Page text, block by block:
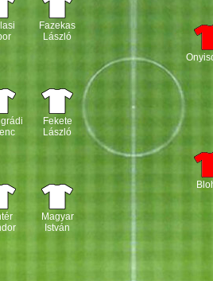
Fazekas
László
Fekete
László
Magyar
István